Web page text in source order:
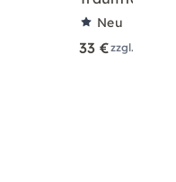
Neu
33 €zzgl.